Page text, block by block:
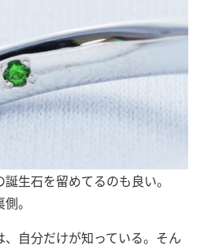
生石を留めてるのも良い。
。
自分だけが知っている。そん